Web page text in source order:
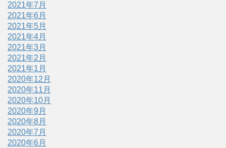
2021年7月
2021年6月
2021年5月
2021年4月
2021年3月
2021年2月
2021年1月
2020年12月
2020年11月
2020年10月
2020年9月
2020年8月
2020年7月
2020年6月